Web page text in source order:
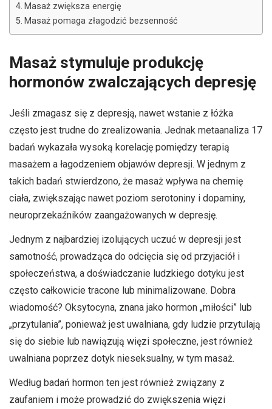
Masaż zwiększa energię
Masaż pomaga złagodzić bezsenność
Masaż stymuluje produkcję
hormonów zwalczających depresję
Jeśli zmagasz się z depresją, nawet wstanie z łóżka
często jest trudne do zrealizowania. Jednak metaanaliza 17
badań wykazała wysoką korelację pomiędzy terapią
masażem a łagodzeniem objawów depresji. W jednym z
takich badań stwierdzono, że masaż wpływa na chemię
ciała, zwiększając nawet poziom serotoniny i dopaminy,
neuroprzekaźników zaangażowanych w depresję.
Jednym z najbardziej izolujących uczuć w depresji jest
samotność, prowadząca do odcięcia się od przyjaciół i
społeczeństwa, a doświadczanie ludzkiego dotyku jest
często całkowicie tracone lub minimalizowane. Dobra
wiadomość? Oksytocyna, znana jako hormon „miłości” lub
„przytulania”, ponieważ jest uwalniana, gdy ludzie przytulają
się do siebie lub nawiązują więzi społeczne, jest również
uwalniana poprzez dotyk nieseksualny, w tym masaż.
Według badań hormon ten jest również związany z
zaufaniem i może prowadzić do zwiększenia więzi